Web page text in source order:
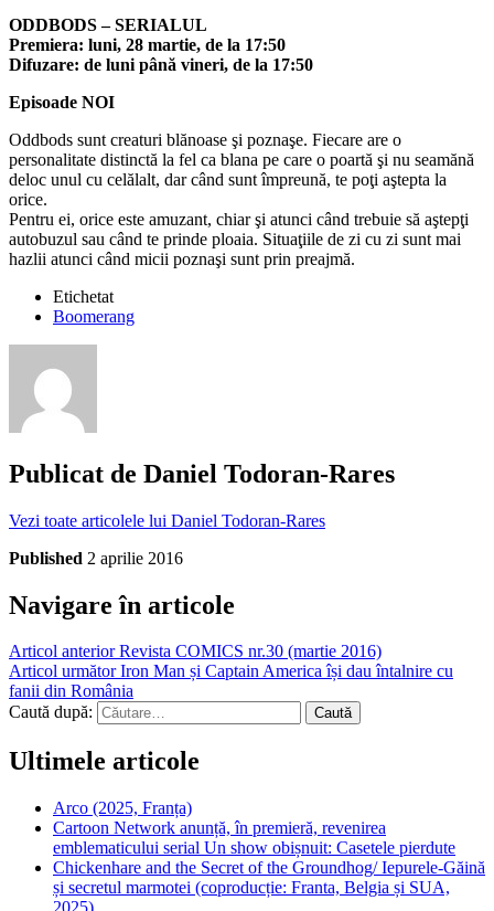
ODDBODS – SERIALUL
Premiera: luni, 28 martie, de la 17:50
Difuzare: de luni până vineri, de la 17:50
Episoade NOI
Oddbods sunt creaturi blănoase şi poznaşe. Fiecare are o
personalitate distinctă la fel ca blana pe care o poartă şi nu seamănă
deloc unul cu celălalt, dar când sunt împreună, te poţi aştepta la
orice.
Pentru ei, orice este amuzant, chiar şi atunci când trebuie să aştepţi
autobuzul sau când te prinde ploaia. Situaţiile de zi cu zi sunt mai
hazlii atunci când micii poznaşi sunt prin preajmă.
Etichetat
Boomerang
Publicat de Daniel Todoran-Rares
Vezi toate articolele lui Daniel Todoran-Rares
Published 2 aprilie 2016
Navigare în articole
Articol anteriorRevista COMICS nr.30 (martie 2016)
Articol următorIron Man și Captain America își dau întalnire cu
fanii din România
Caută după:
Ultimele articole
Arco (2025, Franța)
Cartoon Network anunță, în premieră, revenirea
emblematicului serial Un show obișnuit: Casetele pierdute
Chickenhare and the Secret of the Groundhog/ Iepurele-Găină
și secretul marmotei (coproducție: Franta, Belgia și SUA,